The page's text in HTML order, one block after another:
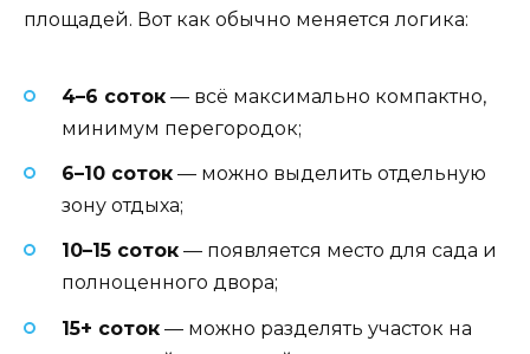
площадей. Вот как обычно меняется логика:
4–6 соток — всё максимально компактно,
минимум перегородок;
6–10 соток — можно выделить отдельную
зону отдыха;
10–15 соток — появляется место для сада и
полноценного двора;
15+ соток — можно разделять участок на